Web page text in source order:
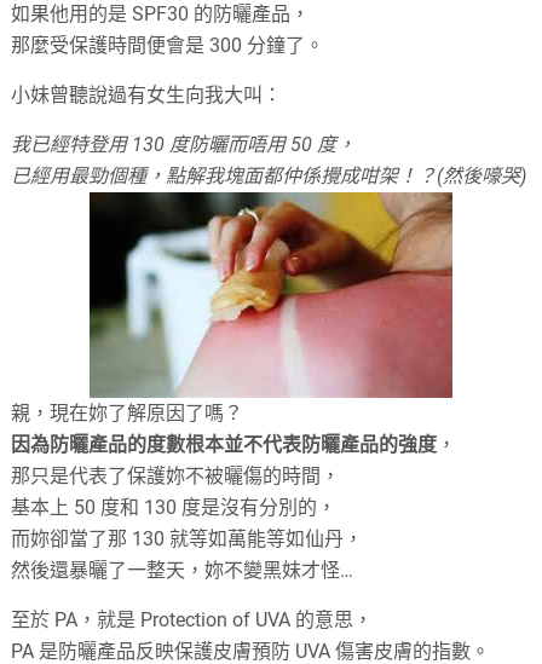
如果他用的是 SPF30 的防曬產品，
那麼受保護時間便會是 300 分鐘了。
小妹曾聽說過有女生向我大叫：
我已經特登用 130 度防曬而唔用 50 度，
已經用最勁個種，點解我塊面都仲係攪成咁架！？(然後嚎哭)
親，現在妳了解原因了嗎？
因為防曬產品的度數根本並不代表防曬產品的強度 ，
那只是代表了保護妳不被曬傷的時間，
基本上 50 度和 130 度是沒有分別的，
而妳卻當了那 130 就等如萬能等如仙丹，
然後還暴曬了一整天，妳不變黑妹才怪…
至於 PA，就是 Protection of UVA 的意思，
PA 是防曬產品反映保護皮膚預防 UVA 傷害皮膚的指數。